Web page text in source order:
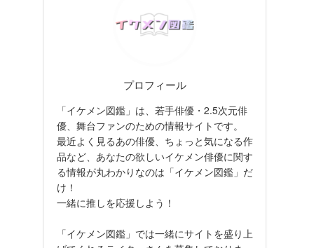
プロフィール
「イケメン図鑑」は、若手俳優・2.5次元俳
優、舞台ファンのための情報サイトです。
最近よく見るあの俳優、ちょっと気になる作
品など、あなたの欲しいイケメン俳優に関す
る情報が丸わかりなのは「イケメン図鑑」だ
け！
一緒に推しを応援しよう！
「イケメン図鑑」では一緒にサイトを盛り上